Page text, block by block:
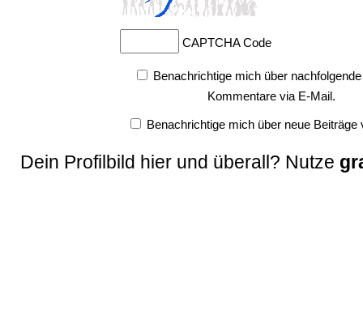
CAPTCHA Code
Benachrichtige mich über nachfolgende
Kommentare via E-Mail.
Benachrichtige mich über neue Beiträge
Dein Profilbild hier und überall? Nutze